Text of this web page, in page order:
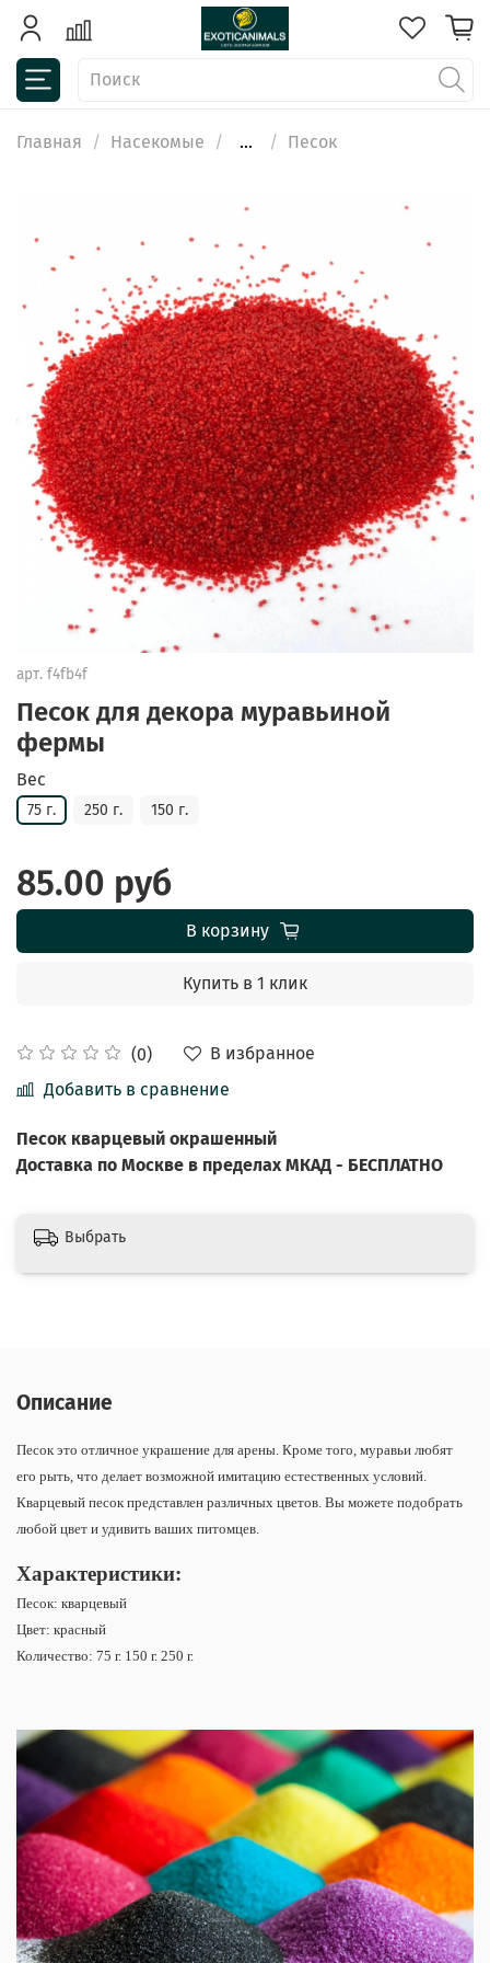
Главная Насекомые ... Песок
арт. f4fb4f
Песок для декора муравьиной
фермы
(0)
В избранное
Добавить в сравнение
Вес
75 г. 250 г. 150 г.
85.00 руб
В корзину
Купить в 1 клик
Песок кварцевый окрашенный
Доставка по Москве в пределах МКАД - БЕСПЛАТНО
Выбрать
Описание
Песок это отличное украшение для арены. Кроме того, муравьи любят
его рыть, что делает возможной имитацию естественных условий.
Кварцевый песок представлен различных цветов. Вы можете подобрать
любой цвет и удивить ваших питомцев.
Характеристики:
Песок: кварцевый
Цвет: красный
Количество: 75 г. 150 г. 250 г.